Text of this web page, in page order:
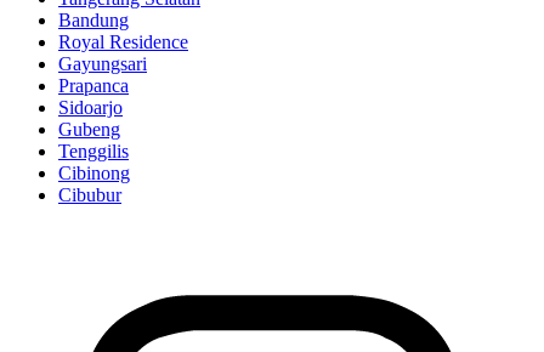
Bandung
Royal Residence
Gayungsari
Prapanca
Sidoarjo
Gubeng
Tenggilis
Cibinong
Cibubur